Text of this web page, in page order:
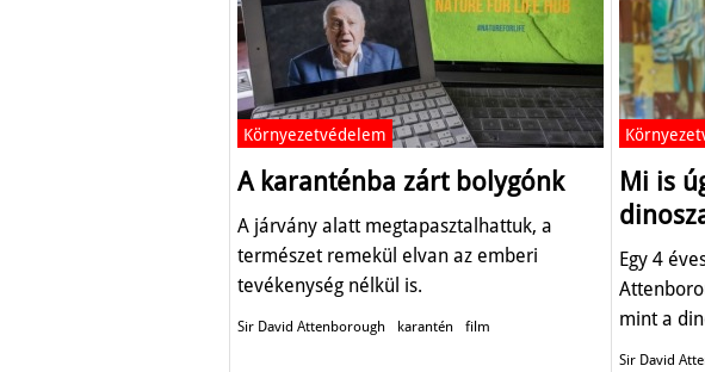
Környezetvédelem
A karanténba zárt bolygónk
A járvány alatt megtapasztalhattuk, a
természet remekül elvan az emberi
tevékenység nélkül is.
Sir David Attenborough karantén film
Mi is
Egy 4
mint a
Sir David